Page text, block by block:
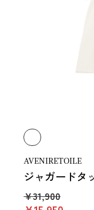
AVENIRETOILE
ジャガードタ
￥31,900